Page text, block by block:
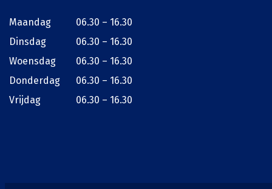
Maandag
06.30 – 16.30
Dinsdag
06.30 – 16.30
Woensdag
06.30 – 16.30
Donderdag
06.30 – 16.30
Vrijdag
06.30 – 16.30